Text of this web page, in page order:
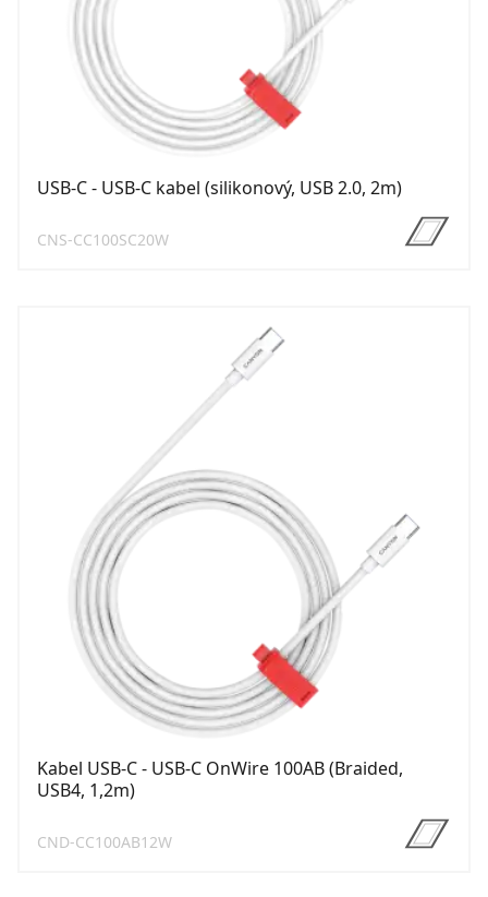
USB-C - USB-C kabel (silikonový, USB 2.0, 2m)
CNS-CC100SC20W
Kabel USB-C - USB-C OnWire 100AB (Braided,
USB4, 1,2m)
CND-CC100AB12W